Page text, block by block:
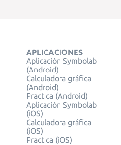
APLICACIONES
Aplicación Symbolab
(Android)
Calculadora gráfica
(Android)
Practica (Android)
Aplicación Symbolab
(iOS)
Calculadora gráfica
(iOS)
Practica (iOS)